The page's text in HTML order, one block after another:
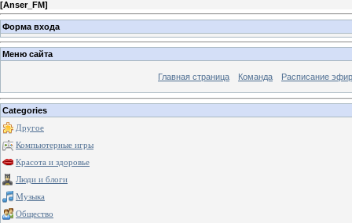
[Anser_FM]
Форма входа
Меню сайта
Главная страница Команда Расписание
Categories
Другое
Компьютерные игры
Красота и здоровье
Люди и блоги
Музыка
Общество